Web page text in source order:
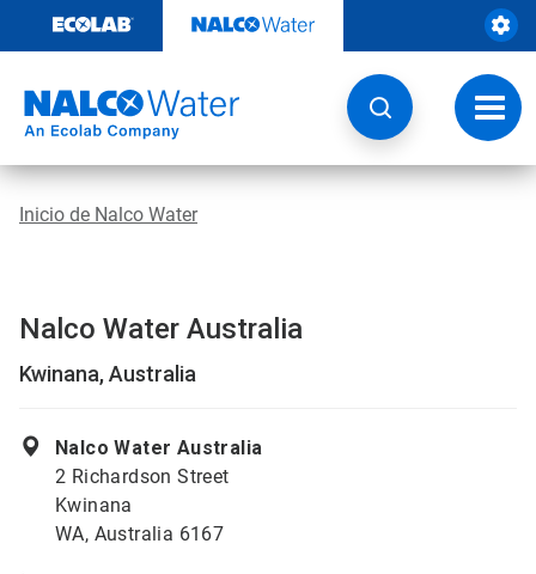
contenido
de
Inicio de Nalco Water
Nalco Water Australia
Kwinana, Australia
Nalco Water Australia
2 Richardson Street
Kwinana
WA, Australia 6167